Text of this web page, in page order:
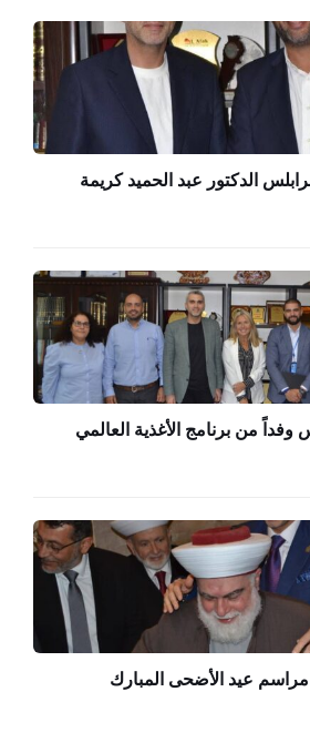
الدكتور عبد الحميد كريمة
من برنامج الأغذية العالمي
عيد الأضحى المبارك